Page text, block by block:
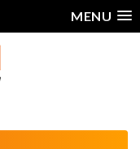
MENU